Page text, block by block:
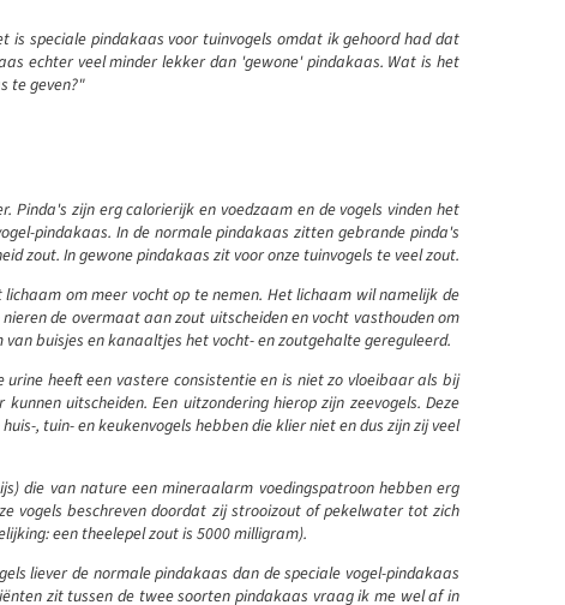
is speciale pindakaas voor tuinvogels omdat ik gehoord had dat
echter veel minder lekker dan 'gewone' pindakaas. Wat is het
te geven?"
Pinda's zijn erg calorierijk en voedzaam en de vogels vinden het
pindakaas. In de normale pindakaas zitten gebrande pinda's
zout. In gewone pindakaas zit voor onze tuinvogels te veel zout.
om meer vocht op te nemen. Het lichaam wil namelijk de
de overmaat aan zout uitscheiden en vocht vasthouden om
buisjes en kanaaltjes het vocht- en zoutgehalte gereguleerd.
heeft een vastere consistentie en is niet zo vloeibaar als bij
uitscheiden. Een uitzondering hierop zijn zeevogels. Deze
, tuin- en keukenvogels hebben die klier niet en dus zijn zij veel
die van nature een mineraalarm voedingspatroon hebben erg
vogels beschreven doordat zij strooizout of pekelwater tot zich
een theelepel zout is 5000 milligram).
liever de normale pindakaas dan de speciale vogel-pindakaas
zit tussen de twee soorten pindakaas vraag ik me wel af in